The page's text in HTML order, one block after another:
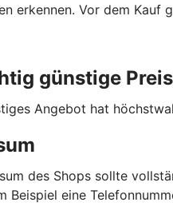
erkennen. Vor dem Kauf
günstige
Angebot hat
des Shops sollte
Beispiel eine